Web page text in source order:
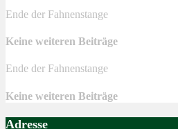
Ende der Fahnenstange
Keine weiteren Beiträge
Ende der Fahnenstange
Keine weiteren Beiträge
Adresse